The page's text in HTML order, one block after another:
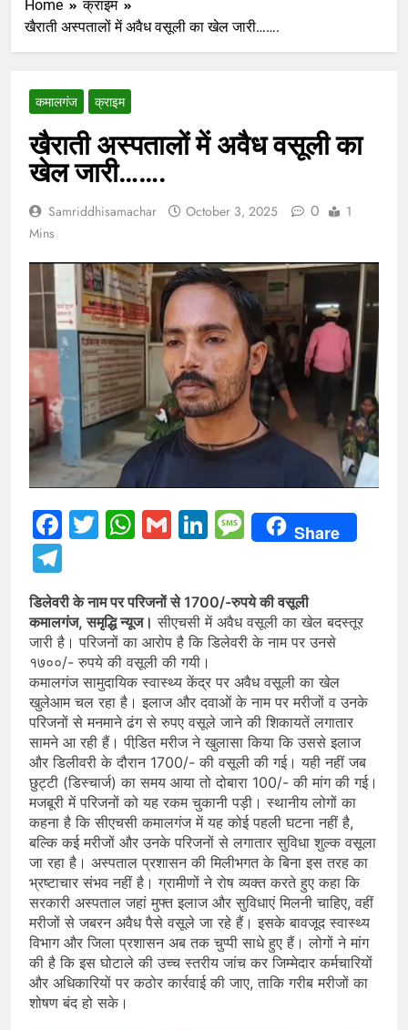
Home
क्राइम
खैराती अस्पतालों में अवैध वसूली का खेल जारी…….
कमालगंज क्राइम
खैराती अस्पतालों में अवैध वसूली का
खेल जारी…….
Samriddhisamachar October 3, 2025 0
1
Mins
Facebook
Twitter
WhatsApp
GmailLinkedIn
Message
Share
डिलेवरी के नाम पर परिजनों से 1700/-रुपये की वसूली
कमालगंज, समृद्धि न्यूज। सीएचसी में अवैध वसूली का खेल बदस्तूर
जारी है। परिजनों का आरोप है कि डिलेवरी के नाम पर उनसे
१७००/- रुपये की वसूली की गयी।
कमालगंज सामुदायिक स्वास्थ्य केंद्र पर अवैध वसूली का खेल
खुलेआम चल रहा है। इलाज और दवाओं के नाम पर मरीजों व उनके
परिजनों से मनमाने ढंग से रुपए वसूले जाने की शिकायतें लगातार
सामने आ रही हैं। पीडि़त मरीज ने खुलासा किया कि उससे इलाज
और डिलीवरी के दौरान 1700/- की वसूली की गई। यही नहीं जब
छुट्टी (डिस्चार्ज) का समय आया तो दोबारा 100/- की मांग की गई।
मजबूरी में परिजनों को यह रकम चुकानी पड़ी। स्थानीय लोगों का
कहना है कि सीएचसी कमालगंज में यह कोई पहली घटना नहीं है,
बल्कि कई मरीजों और उनके परिजनों से लगातार सुविधा शुल्क वसूला
जा रहा है। अस्पताल प्रशासन की मिलीभगत के बिना इस तरह का
भ्रष्टाचार संभव नहीं है। ग्रामीणों ने रोष व्यक्त करते हुए कहा कि
सरकारी अस्पताल जहां मुफ्त इलाज और सुविधाएं मिलनी चाहिए, वहीं
मरीजों से जबरन अवैध पैसे वसूले जा रहे हैं। इसके बावजूद स्वास्थ्य
विभाग और जिला प्रशासन अब तक चुप्पी साधे हुए हैं। लोगों ने मांग
की है कि इस घोटाले की उच्च स्तरीय जांच कर जिम्मेदार कर्मचारियों
और अधिकारियों पर कठोर कार्रवाई की जाए, ताकि गरीब मरीजों का
शोषण बंद हो सके।